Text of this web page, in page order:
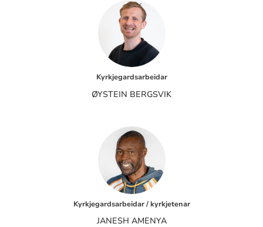
Kyrkjegardsarbeidar
ØYSTEIN BERGSVIK
Kyrkjegardsarbeidar / kyrkjetenar
JANESH AMENYA